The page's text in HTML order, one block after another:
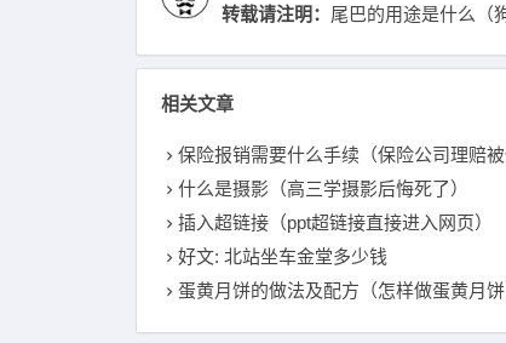
转载请注明： 尾巴的用途是什么（
相关文章
保险报销需要什么手续（保险公司理赔被
什么是摄影（高三学摄影后悔死了）
插入超链接（ppt超链接直接进入网页）
好文: 北站坐车金堂多少钱
蛋黄月饼的做法及配方（怎样做蛋黄月饼